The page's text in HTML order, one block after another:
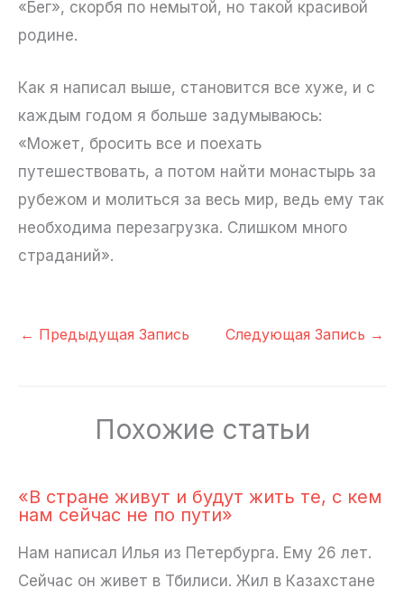
«Бег», скорбя по немытой, но такой красивой
родине.
Как я написал выше, становится все хуже, и с
каждым годом я больше задумываюсь:
«Может, бросить все и поехать
путешествовать, а потом найти монастырь за
рубежом и молиться за весь мир, ведь ему так
необходима перезагрузка. Слишком много
страданий».
← Предыдущая Запись Следующая Запись →
Похожие статьи
«В стране живут и будут жить те, с кем
нам сейчас не по пути»
Нам написал Илья из Петербурга. Ему 26 лет.
Сейчас он живет в Тбилиси. Жил в Казахстане